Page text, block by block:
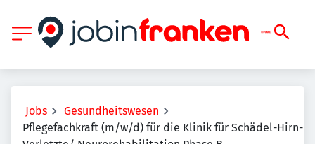
Jobs
Gesundheitswesen
Pflegefachkraft (m/w/d) für die Klinik für Schädel-Hirn-